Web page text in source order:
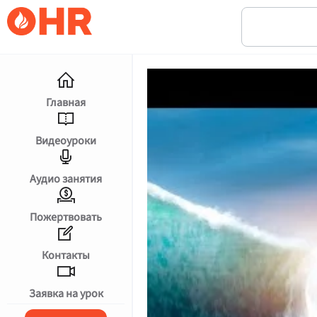
Главная
Видеоуроки
Аудио занятия
Пожертвовать
Контакты
Заявка на урок
עברית